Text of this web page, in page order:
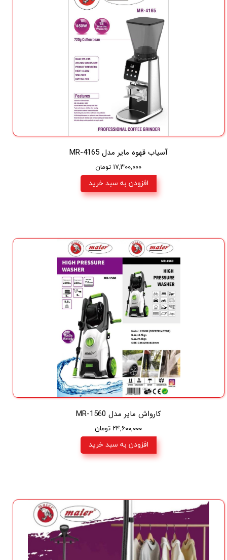
آسیاب قهوه مایر مدل MR-4165
۱۷,۳۰۰,۰۰۰ تومان
افزودن به سبد خرید
کارواش مایر مدل MR-1560
۲۴,۶۰۰,۰۰۰ تومان
افزودن به سبد خرید